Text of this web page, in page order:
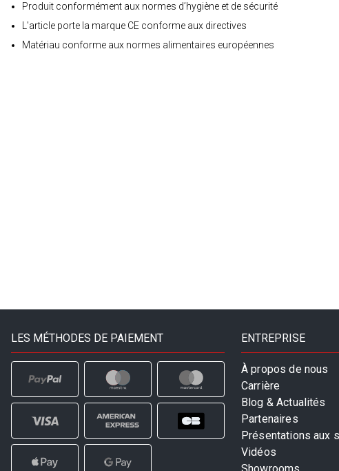
Produit conformément aux normes d’hygiène et de sécurité
L'article porte la marque CE conforme aux directives
Matériau conforme aux normes alimentaires européennes
LES MÉTHODES DE PAIEMENT ENTREPRISE
À propos de nous
Carrière
Blog & Actualités
Partenaires
Présentations aux
Vidéos